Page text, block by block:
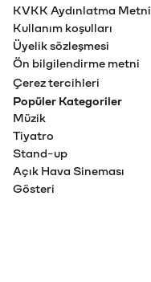
KVKK Aydınlatma Metni
Kullanım koşulları
Üyelik sözleşmesi
Ön bilgilendirme metni
Çerez tercihleri
Popüler Kategoriler
Müzik
Tiyatro
Stand-up
Açık Hava Sineması
Gösteri